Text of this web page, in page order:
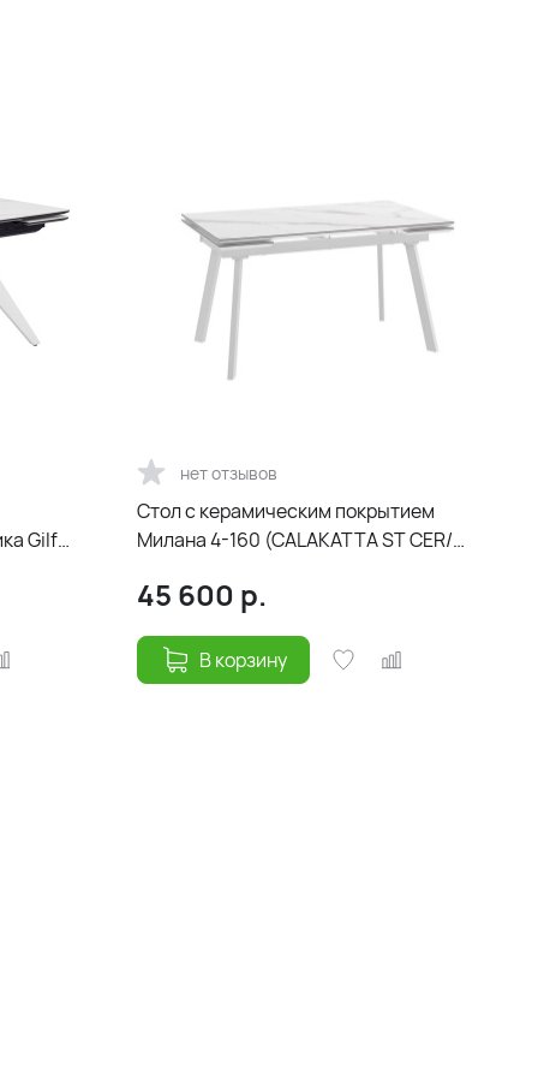
Gilf
нет отзывов
Cтол с керамическим покрытием
Милана 4-160 (CALAKATTA ST CER/
45 600 р.
В корзину